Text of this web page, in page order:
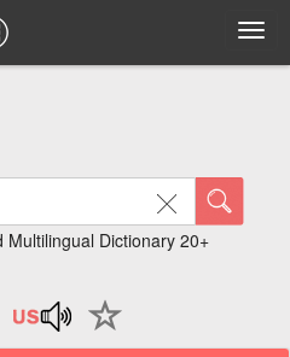
Multilingual Dictionary 20+